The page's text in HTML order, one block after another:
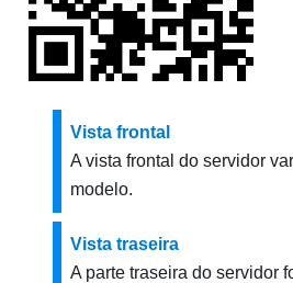
Vista frontal
A vista frontal do servidor
modelo.
Vista traseira
A parte traseira do servidor